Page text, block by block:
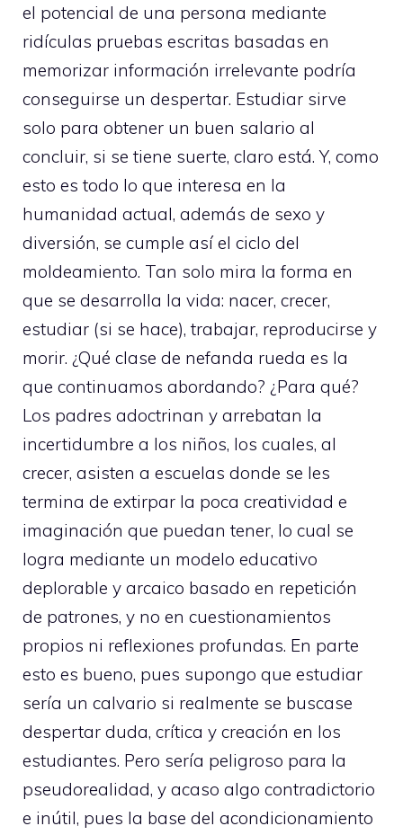
el potencial de una persona mediante
ridículas pruebas escritas basadas en
memorizar información irrelevante podría
conseguirse un despertar. Estudiar sirve
solo para obtener un buen salario al
concluir, si se tiene suerte, claro está. Y, como
esto es todo lo que interesa en la
humanidad actual, además de sexo y
diversión, se cumple así el ciclo del
moldeamiento. Tan solo mira la forma en
que se desarrolla la vida: nacer, crecer,
estudiar (si se hace), trabajar, reproducirse y
morir. ¿Qué clase de nefanda rueda es la
que continuamos abordando? ¿Para qué?
Los padres adoctrinan y arrebatan la
incertidumbre a los niños, los cuales, al
crecer, asisten a escuelas donde se les
termina de extirpar la poca creatividad e
imaginación que puedan tener, lo cual se
logra mediante un modelo educativo
deplorable y arcaico basado en repetición
de patrones, y no en cuestionamientos
propios ni reflexiones profundas. En parte
esto es bueno, pues supongo que estudiar
sería un calvario si realmente se buscase
despertar duda, crítica y creación en los
estudiantes. Pero sería peligroso para la
pseudorealidad, y acaso algo contradictorio
e inútil, pues la base del acondicionamiento